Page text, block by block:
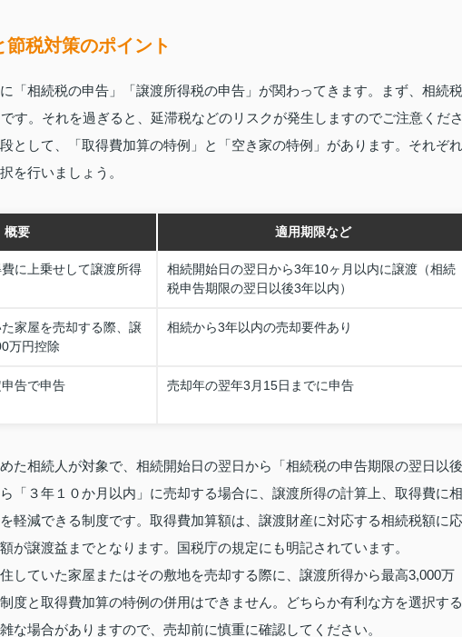
税対策のポイント
「相続税の申告」「譲渡所得税の申告」が関わってきます。まず、相続税
す。それを過ぎると、延滞税などのリスクが発生しますのでご注意くださ
として、「取得費加算の特例」と「空き家の特例」があります。それぞれ
を行いましょう。
概要 適用期限など
に上乗せして譲渡所得
相続開始日の翌日から3年10ヶ月以内に譲渡（相続
税申告期限の翌日以後3年以内）
家屋を売却する際、譲
万円控除
相続から3年以内の売却要件あり
告で申告 売却年の翌年3月15日までに申告
た相続人が対象で、相続開始日の翌日から「相続税の申告期限の翌日以後
「３年１０か月以内」に売却する場合に、譲渡所得の計算上、取得費に相
軽減できる制度です。取得費加算額は、譲渡財産に対応する相続税額に応
が譲渡益までとなります。国税庁の規定にも明記されています。
していた家屋またはその敷地を売却する際に、譲渡所得から最高3,000万
度と取得費加算の特例の併用はできません。どちらか有利な方を選択する
な場合がありますので、売却前に慎重に確認してください。